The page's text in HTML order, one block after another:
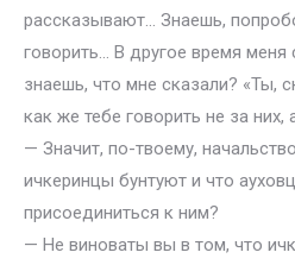
рассказывают… Знаешь,
говорить… В другое время меня
знаешь, что мне сказали? «Ты,
как же тебе говорить не за них,
— Значит, по-твоему,
ичкеринцы бунтуют и что
присоединиться к ним?
— Не виноваты вы в том, что